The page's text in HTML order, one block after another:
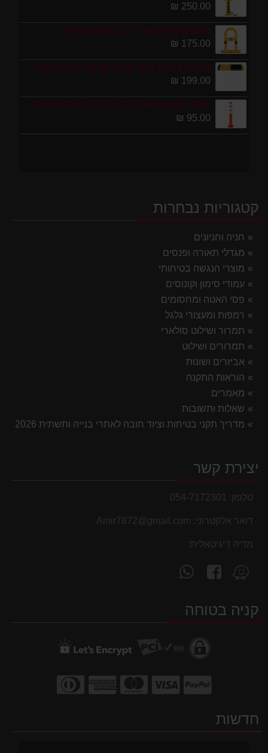
250.00 ₪
מחסום לחניה צורת U במבצע מטורף!
175.00 ₪
חבילת 1 מטר פסי האטה 10 קמ''ש כולל סופיות מפלסטיק
199.00 ₪
עמוד סימון גמיש 75 ס''מ ECO תוצרת אירופה
95.00 ₪
קטגוריות נבחרות
חניה וחניונים
מגדלי תאורה ופנסים
מוצרי הנגשה בטיחותי
עמודי סימון וקונוסים
פסי האטה ומחסומים
רמפות ומעצורי גלגל
תמרור ושילוט סולארי
תמרורים ושילוט
אביזרים ושונות
הוראות התקנה
מאמרים
שאלות ותשובות
מדריך תקני בטיחות וציוד חובה לאתרי בנייה ותשתית 2026
יצירת קשר
טלפון: 054-7172301
דואר אלקטרוני: Amir7872@gmail.com
מדיה דיגיטאלית:
מצא
אותנו
Waze
עקוב
אחרינו
facebookקניה בטוחה
חדשות